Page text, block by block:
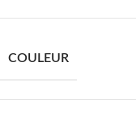
COULEUR